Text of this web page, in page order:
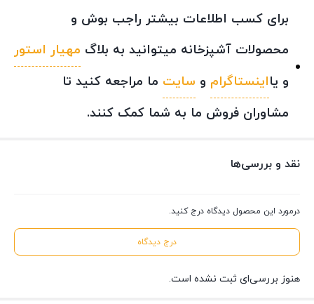
برای کسب اطلاعات بیشتر راجب بوش و
محصولات آشپزخانه میتوانید به بلاگ مهیار استور
و یااینستاگرام و سایت ما مراجعه کنید تا
مشاوران فروش ما به شما کمک کنند.
نقد و بررسی‌ها
درمورد این محصول دیدگاه درج کنید.
درج دیدگاه
هنوز بررسی‌ای ثبت نشده است.